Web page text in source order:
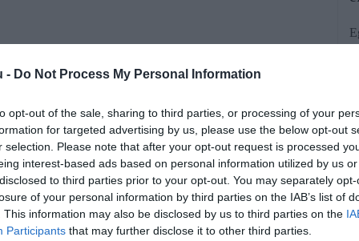
- Do Not Process My Personal Information
opt-out of the sale, sharing to third parties, or processing of your
for targeted advertising by us, please use the below opt-out
selection. Please note that after your opt-out request is processed
interest-based ads based on personal information utilized by us
to third parties prior to your opt-out. You may separately
of your personal information by third parties on the IAB’s list of
This information may also be disclosed by us to third parties on the
Participants that may further disclose it to other third parties.
eddig a BMW Group debreceni